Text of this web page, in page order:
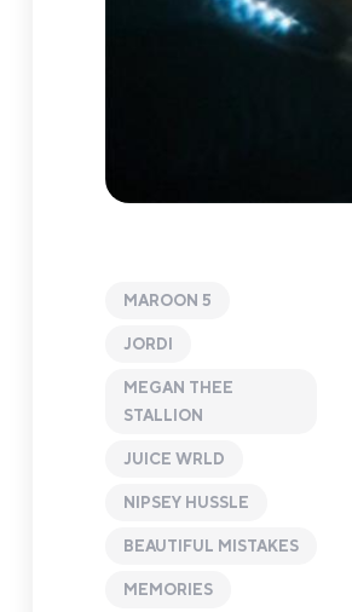
MAROON 5
JORDI
MEGAN THEE
STALLION
JUICE WRLD
NIPSEY HUSSLE
BEAUTIFUL MISTAKES
MEMORIES